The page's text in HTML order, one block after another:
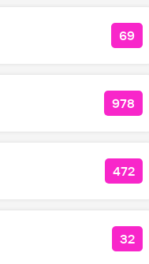
69
978
472
32